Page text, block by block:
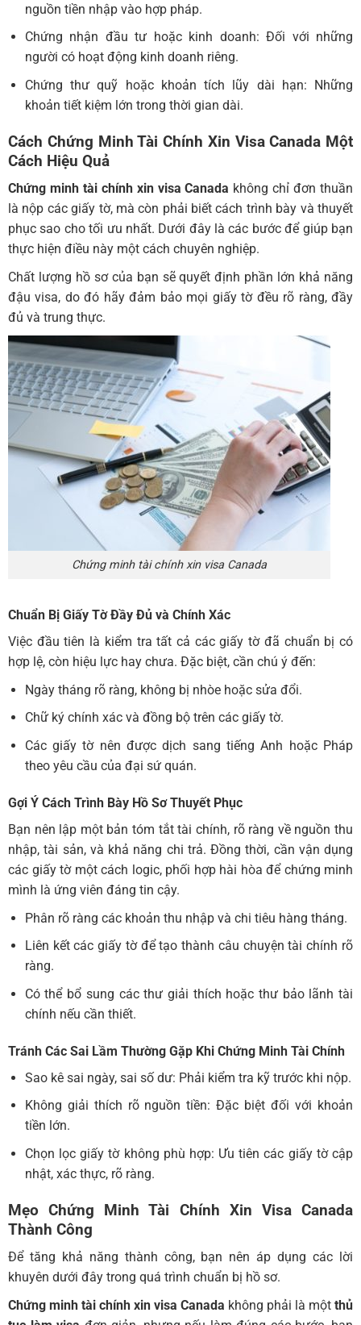
nguồn tiền nhập vào hợp pháp.
Chứng nhận đầu tư hoặc kinh doanh: Đối với những
người có hoạt động kinh doanh riêng.
Chứng thư quỹ hoặc khoản tích lũy dài hạn: Những
khoản tiết kiệm lớn trong thời gian dài.
Cách Chứng Minh Tài Chính Xin Visa Canada Một
Cách Hiệu Quả
Chứng minh tài chính xin visa Canada không chỉ đơn thuần
là nộp các giấy tờ, mà còn phải biết cách trình bày và thuyết
phục sao cho tối ưu nhất. Dưới đây là các bước để giúp bạn
thực hiện điều này một cách chuyên nghiệp.
Chất lượng hồ sơ của bạn sẽ quyết định phần lớn khả năng
đậu visa, do đó hãy đảm bảo mọi giấy tờ đều rõ ràng, đầy
đủ và trung thực.
Chứng minh tài chính xin visa Canada
Chuẩn Bị Giấy Tờ Đầy Đủ và Chính Xác
Việc đầu tiên là kiểm tra tất cả các giấy tờ đã chuẩn bị có
hợp lệ, còn hiệu lực hay chưa. Đặc biệt, cần chú ý đến:
Ngày tháng rõ ràng, không bị nhòe hoặc sửa đổi.
Chữ ký chính xác và đồng bộ trên các giấy tờ.
Các giấy tờ nên được dịch sang tiếng Anh hoặc Pháp
theo yêu cầu của đại sứ quán.
Gợi Ý Cách Trình Bày Hồ Sơ Thuyết Phục
Bạn nên lập một bản tóm tắt tài chính, rõ ràng về nguồn thu
nhập, tài sản, và khả năng chi trả. Đồng thời, cần vận dụng
các giấy tờ một cách logic, phối hợp hài hòa để chứng minh
mình là ứng viên đáng tin cậy.
Phân rõ ràng các khoản thu nhập và chi tiêu hàng tháng.
Liên kết các giấy tờ để tạo thành câu chuyện tài chính rõ
ràng.
Có thể bổ sung các thư giải thích hoặc thư bảo lãnh tài
chính nếu cần thiết.
Tránh Các Sai Lầm Thường Gặp Khi Chứng Minh Tài Chính
Sao kê sai ngày, sai số dư: Phải kiểm tra kỹ trước khi nộp.
Không giải thích rõ nguồn tiền: Đặc biệt đối với khoản
tiền lớn.
Chọn lọc giấy tờ không phù hợp: Ưu tiên các giấy tờ cập
nhật, xác thực, rõ ràng.
Mẹo Chứng Minh Tài Chính Xin Visa Canada
Thành Công
Để tăng khả năng thành công, bạn nên áp dụng các lời
khuyên dưới đây trong quá trình chuẩn bị hồ sơ.
Chứng minh tài chính xin visa Canada không phải là một thủ